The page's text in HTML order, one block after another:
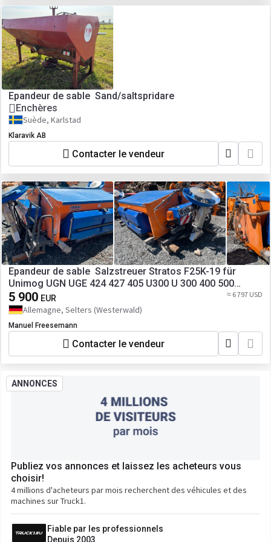
Epandeur de sable Sand/saltspridare
Enchères
Suède, Karlstad
Klaravik AB
Contacter le vendeur
Epandeur de sable Salzstreuer Stratos F25K-19 für
Unimog UGN UGE 424 427 405 U300 U 300 400 500
MERCEDES-BENZ 218 219 318 323 423 427 327 430 429
430 435 Salzsilo Streuautomat Winterdienst
5 900 EUR ≈ 6 797 USD
Allemagne, Selters (Westerwald)
Manuel Freesemann
Contacter le vendeur
ANNONCES
Publiez vos annonces et laissez les acheteurs vous
choisir!
4 millions d'acheteurs par mois recherchent des véhicules et des
machines sur Truck1.
Fiable par les professionnels
Depuis 2003